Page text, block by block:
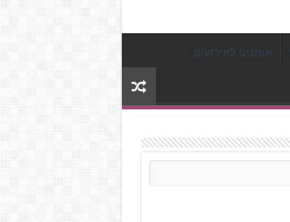
אומנים לאירועים